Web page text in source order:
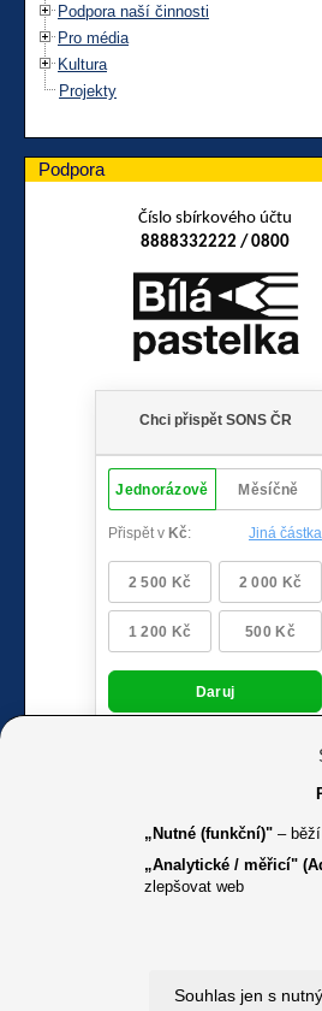
Podpora naší činnosti
Pro média
Kultura
Projekty
Podpora
Číslo sbírkového účtu
8888332222 / 0800
„Nutné (funkční)" –
„Analytické / měřicí"
zlepšovat web
Souhlas jen s